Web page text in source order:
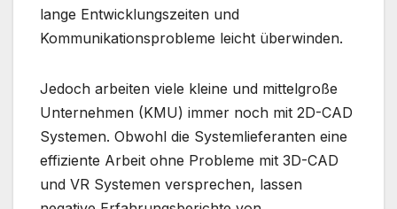
lange Entwicklungszeiten und
Kommunikationsprobleme leicht überwinden.
Jedoch arbeiten viele kleine und mittelgroße
Unternehmen (KMU) immer noch mit 2D-CAD
Systemen. Obwohl die Systemlieferanten eine
effiziente Arbeit ohne Probleme mit 3D-CAD
und VR Systemen versprechen, lassen